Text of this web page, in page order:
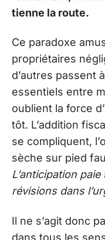
tienne la route.
Ce paradoxe
propriétaires
d’autres passent
essentiels entre
oublient la force
tôt. L’addition
se compliquent,
sèche sur pied
L’anticipation
révisions dans
Il ne s’agit donc
dans tous les